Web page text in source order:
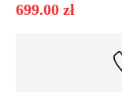
699.00 zł